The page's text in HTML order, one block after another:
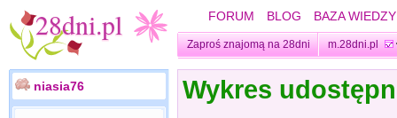
FORUM BLOG BAZA WIEDZY
Zaproś znajomą na 28dni m.28dni.pl
niasia76 Wykres